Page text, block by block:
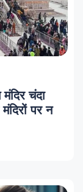
चंदा
पर न